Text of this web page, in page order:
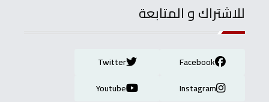
للاشتراك و المتابعة
Facebook
Twitter
Instagram
Youtube